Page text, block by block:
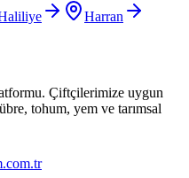
Harran
Çiftçilerimize uygun
tohum, yem ve tarımsal